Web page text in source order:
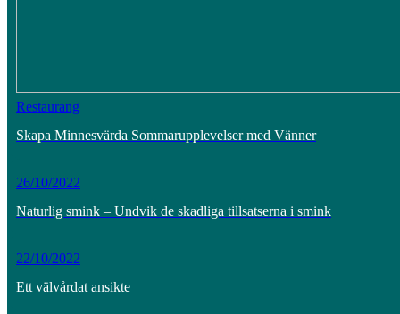
Restaurang
Skapa Minnesvärda Sommarupplevelser med Vänner
26/10/2022
Naturlig smink – Undvik de skadliga tillsatserna i smink
22/10/2022
Ett välvårdat ansikte